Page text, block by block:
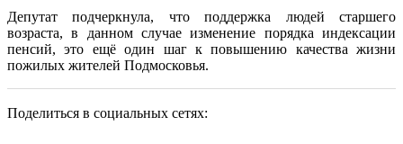
Депутат подчеркнула, что поддержка людей старшего
возраста, в данном случае изменение порядка индексации
пенсий, это ещё один шаг к повышению качества жизни
пожилых жителей Подмосковья.
Поделиться в социальных сетях: